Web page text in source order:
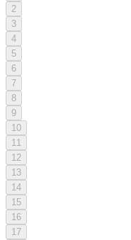
2
3
4
5
6
7
8
9
10
11
12
13
14
15
16
17